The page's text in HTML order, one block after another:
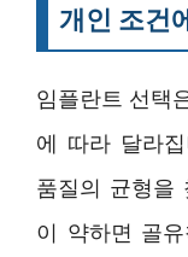
개인 조건
임플란트 선택
에 따라 달라
품질의 균형을
이 약하면 골